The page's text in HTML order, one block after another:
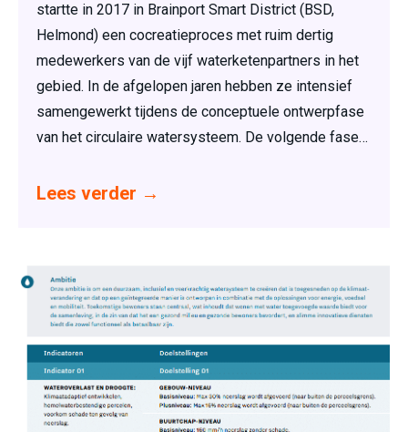
startte in 2017 in Brainport Smart District (BSD,
Helmond) een cocreatieproces met ruim dertig
medewerkers van de vijf waterketenpartners in het
gebied. In de afgelopen jaren hebben ze intensief
samengewerkt tijdens de conceptuele ontwerpfase
van het circulaire watersysteem. De volgende fase…
Lees verder →